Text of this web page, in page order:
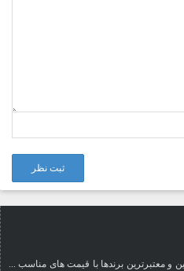
ثبت نظر
و معتبرترین برندها با قیمت های مناسب ...